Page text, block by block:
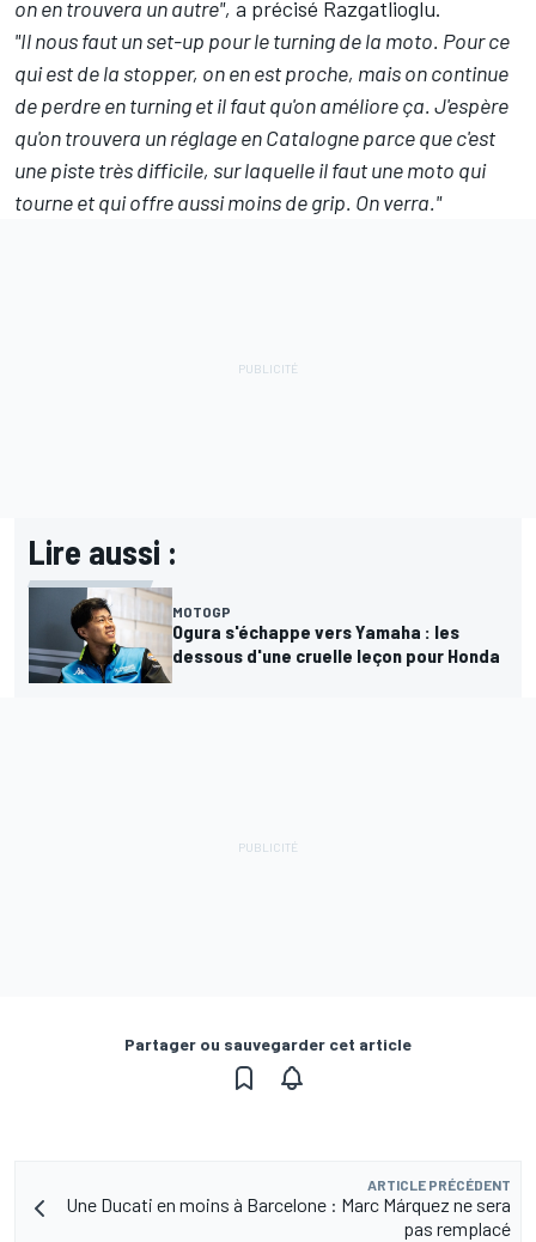
on en trouvera un autre", a précisé Razgatlioglu.
"Il nous faut un set-up pour le turning de la moto. Pour ce
qui est de la stopper, on en est proche, mais on continue
de perdre en turning et il faut qu'on améliore ça. J'espère
qu'on trouvera un réglage en Catalogne parce que c'est
une piste très difficile, sur laquelle il faut une moto qui
tourne et qui offre aussi moins de grip. On verra."
Lire aussi :
MOTOGP
Ogura s'échappe vers Yamaha : les
dessous d'une cruelle leçon pour Honda
Partager ou sauvegarder cet article
ARTICLE PRÉCÉDENT
Une Ducati en moins à Barcelone : Marc Márquez ne sera
pas remplacé